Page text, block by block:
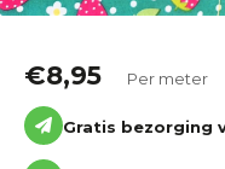
€8,95 Per meter
Gratis bezorging